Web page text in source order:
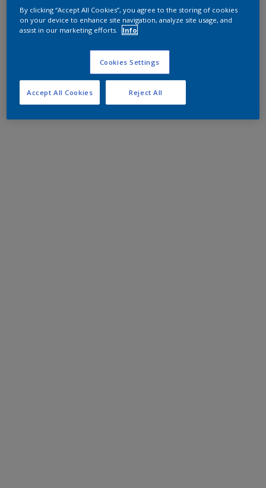
By clicking “Accept All Cookies”, you agree to the storing of cookies
on your device to enhance site navigation, analyze site usage, and
assist in our marketing efforts.
Info
Cookies Settings
Reject All
Accept All Cookies